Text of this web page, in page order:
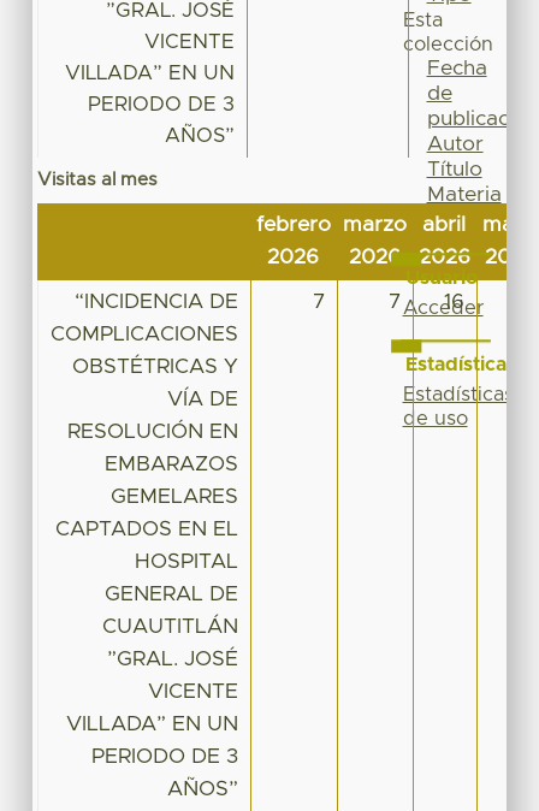
”GRAL. JOSÉ
VICENTE
VILLADA” EN UN
PERIODO DE 3
AÑOS”
Visitas al mes
febrero
2026
marzo
2026
abril
2026
mayo
2026
“INCIDENCIA DE
COMPLICACIONES
OBSTÉTRICAS Y
VÍA DE
RESOLUCIÓN EN
EMBARAZOS
GEMELARES
CAPTADOS EN EL
HOSPITAL
GENERAL DE
CUAUTITLÁN
”GRAL. JOSÉ
VICENTE
VILLADA” EN UN
PERIODO DE 3
AÑOS”
7 7 16
Esta
colección
Fecha
de
publicación
Autor
Título
Materia
Tipo
Usuario
Acceder
Estadísticas
Estadísticas
de uso